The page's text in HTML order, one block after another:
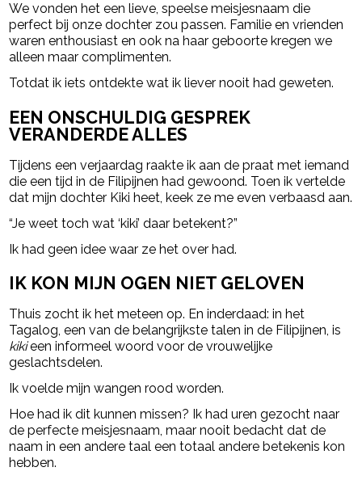
We vonden het een lieve, speelse meisjesnaam die
perfect bij onze dochter zou passen. Familie en vrienden
waren enthousiast en ook na haar geboorte kregen we
alleen maar complimenten.
Totdat ik iets ontdekte wat ik liever nooit had geweten.
EEN ONSCHULDIG GESPREK
VERANDERDE ALLES
Tijdens een verjaardag raakte ik aan de praat met iemand
die een tijd in de Filipijnen had gewoond. Toen ik vertelde
dat mijn dochter Kiki heet, keek ze me even verbaasd aan.
“Je weet toch wat ‘kiki’ daar betekent?”
Ik had geen idee waar ze het over had.
IK KON MIJN OGEN NIET GELOVEN
Thuis zocht ik het meteen op. En inderdaad: in het
Tagalog, een van de belangrijkste talen in de Filipijnen, is
kikieen informeel woord voor de vrouwelijke
geslachtsdelen.
Ik voelde mijn wangen rood worden.
Hoe had ik dit kunnen missen? Ik had uren gezocht naar
de perfecte meisjesnaam, maar nooit bedacht dat de
naam in een andere taal een totaal andere betekenis kon
hebben.